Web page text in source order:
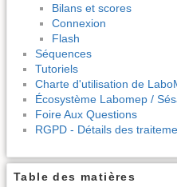
Bilans et scores
Connexion
Flash
Séquences
Tutoriels
Charte d'utilisation de
Écosystème Labomep /
Foire Aux Questions
RGPD - Détails des
Table des matières